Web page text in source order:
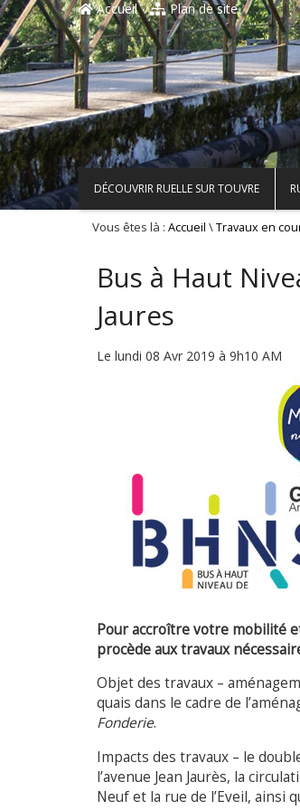
Accueil Plan de site
DÉCOUVRIR RUELLE SUR TOUVRE
Vous êtes là : Accueil \Travaux en
Bus à Haut
Jaures
Le lundi 08 Avr 2019 à 9h10 AM
Pour accroître votre mobilité
procède aux travaux
Objet des travaux –
quais dans le cadre de
Fonderie.
Impacts des travaux – le
l’avenue Jean Jaurès, la
Neuf et la rue de l’Eveil, ainsi